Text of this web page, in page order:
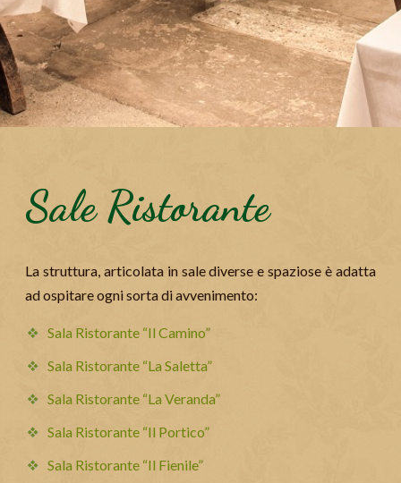
Sale Ristorante
La struttura, articolata in sale diverse e spaziose è adatta
ad ospitare ogni sorta di avvenimento:
Sala Ristorante “Il Camino”
Sala Ristorante “La Saletta”
Sala Ristorante “La Veranda”
Sala Ristorante “Il Portico”
Sala Ristorante “Il Fienile”